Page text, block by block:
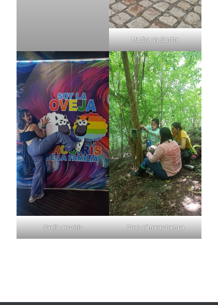
Martina vs Sandra
Ovella arco-iris Coas cámaras-trampa